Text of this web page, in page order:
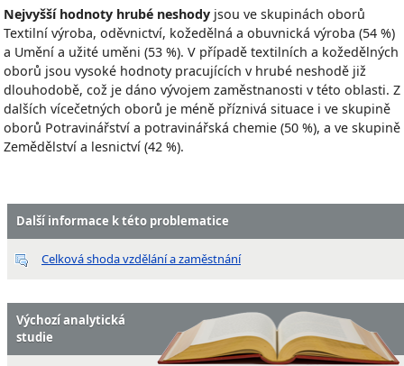
Nejvyšší hodnoty hrubé neshody jsou ve skupinách oborů
Textilní výroba, oděvnictví, kožedělná a obuvnická výroba (54 %)
a Umění a užité uměni (53 %). V případě textilních a kožedělných
oborů jsou vysoké hodnoty pracujících v hrubé neshodě již
dlouhodobě, což je dáno vývojem zaměstnanosti v této oblasti. Z
dalších vícečetných oborů je méně příznivá situace i ve skupině
oborů Potravinářství a potravinářská chemie (50 %), a ve skupině
Zemědělství a lesnictví (42 %).
Další informace k této problematice
Celková shoda vzdělání a zaměstnání
Výchozí analytická
studie